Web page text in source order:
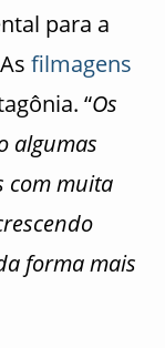
para a
filmagens
“Os
algumas
com muita
forma mais